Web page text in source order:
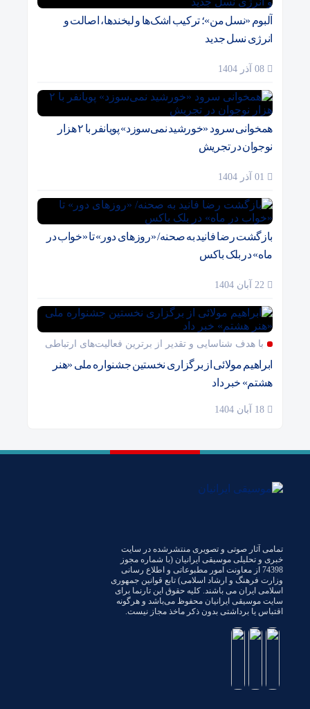
آلبوم «نسل من»؛ ترکیب اشک‌ها و لبخندها، اصالت و
انرژی نسل جدید
همخوانی سرود «خورشید نمی‌سوزد» پویانفر با ۲ هزار
نوجوان در تجریش
بازگشت رضا فانید به صحنه/ «روزهای دور» تا «خواب در
ماه» در بلک باکس
با هدف شناسایی و تقدیر از برترین فعالیت‌های ارتباطی
ابراهیم مولائی از برگزاری نخستین جشنواره ملی «هنر
هشتم» خبر داد
تمامی آثار صوتی و تصویری منتشرشده در سایت
خبری و تحلیلی موسیقی ایرانیان (با شماره مجوز
74398 از معاونت امور مطبوعاتی و اطلاع رسانی
وزارت فرهنگ و ارشاد اسلامی) تابع قوانین جمهوری
اسلامی ایران می باشند. کلیه حقوق این تارنما برای
سایت موسیقی ایرانیان محفوظ می‌باشد و هرگونه
اقتباس یا برداشتی بدون ذکر ماخذ مجاز نیست.